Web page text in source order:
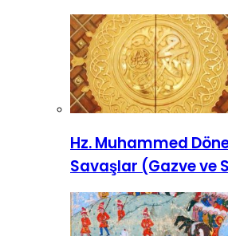
Hz. Muhammed
Savaşlar (Gazve ve